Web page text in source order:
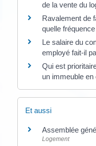
de la vente du
Ravalement de
quelle
Le salaire du
employé fait-il
Qui est
un immeuble en
Et aussi
Assemblée
Logement